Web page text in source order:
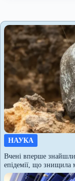
НАУКА
Вчені вперше
епідемії, що знищила